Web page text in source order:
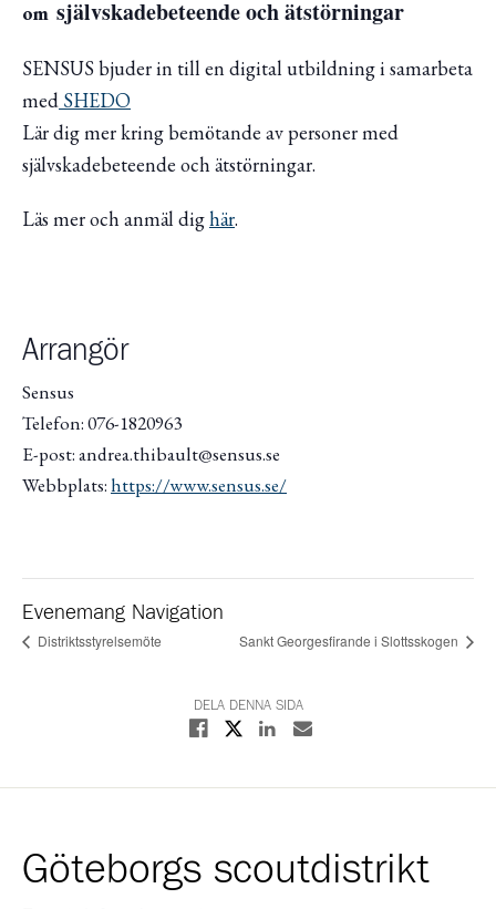
om självskadebeteende och ätstörningar
SENSUS bjuder in till en digital utbildning i samarbeta
med SHEDO
Lär dig mer kring bemötande av personer med
självskadebeteende och ätstörningar.
Läs mer och anmäl dighär.
Arrangör
Sensus
Telefon: 076-1820963
E-post: andrea.thibault@sensus.se
Webbplats:https://www.sensus.se/
Evenemang Navigation
Distriktsstyrelsemöte Sankt Georgesfirande i Slottsskogen
DELA DENNA SIDA
Dela på Facebook
Dela på XDela på Linkedin
Dela med E-post
Göteborgs scoutdistrikt